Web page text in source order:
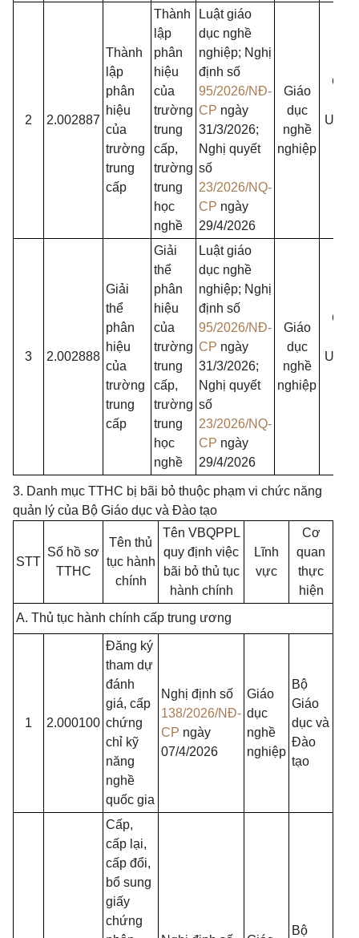
2 2.002887
Thành
lập
phân
hiệu
của
trường
trung
cấp
Thành
lập
phân
hiệu
của
trường
trung
cấp,
trường
trung
học
nghề
Luật giáo
dục nghề
nghiệp; Nghị
định số
95/2026/NĐ-
CP ngày
31/3/2026;
Nghị quyết
số
23/2026/NQ-
CP ngày
29/4/2026
Giáo
dục
nghề
nghiệp
Chủ
3 2.002888
Giải
thể
phân
hiệu
của
trường
trung
cấp
Giải
thể
phân
hiệu
của
trường
trung
cấp,
trường
trung
học
nghề
Luật giáo
dục nghề
nghiệp; Nghị
định số
95/2026/NĐ-
CP ngày
31/3/2026;
Nghị quyết
số
23/2026/NQ-
CP ngày
29/4/2026
Giáo
dục
nghề
nghiệp
Chủ
3. Danh mục TTHC bị bãi bỏ thuộc phạm vi chức năng
quản lý của Bộ Giáo dục và Đào tạo
STT
Số hồ sơ
TTHC
Tên thủ
tục hành
chính
Tên VBQPPL
quy định việc
bãi bỏ thủ tục
hành chính
Lĩnh
vực
Cơ
quan
thực
hiện
A. Thủ tục hành chính cấp trung ương
1 2.000100
Đăng ký
tham dự
đánh
giá, cấp
chứng
chỉ kỹ
năng
nghề
quốc gia
Nghị định số
138/2026/NĐ-
CP ngày
07/4/2026
Giáo
dục
nghề
nghiệp
Bộ
Giáo
dục và
Đào
tạo
Cấp,
cấp lại,
cấp đổi,
bổ sung
giấy
chứng
Bộ